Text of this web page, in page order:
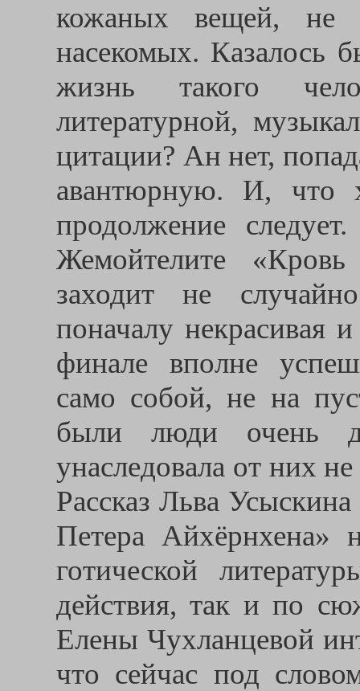
кожаных вещей, не
насекомых. Казалось
жизнь такого
литературной,
цитации? Ан нет,
авантюрную. И, что
продолжение
Жемойтелите
заходит не
поначалу некрасивая
финале вполне
само собой, не на
были люди очень
унаследовала от них
Рассказ Льва
Петера Айхёрнхена»
готической
действия, так и по
Елены Чухланцевой
что сейчас под